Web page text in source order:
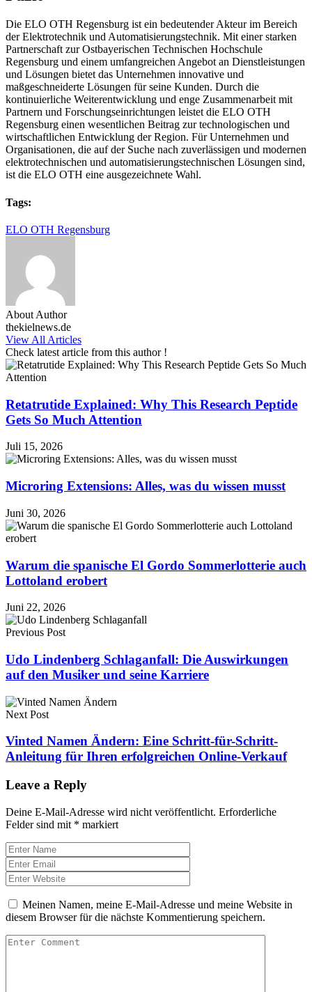
Die ELO OTH Regensburg ist ein bedeutender Akteur im Bereich
der Elektrotechnik und Automatisierungstechnik. Mit einer starken
Partnerschaft zur Ostbayerischen Technischen Hochschule
Regensburg und einem umfangreichen Angebot an Dienstleistungen
und Lösungen bietet das Unternehmen innovative und
maßgeschneiderte Lösungen für seine Kunden. Durch die
kontinuierliche Weiterentwicklung und enge Zusammenarbeit mit
Partnern und Forschungseinrichtungen leistet die ELO OTH
Regensburg einen wesentlichen Beitrag zur technologischen und
wirtschaftlichen Entwicklung der Region. Für Unternehmen und
Organisationen, die auf der Suche nach zuverlässigen und modernen
elektrotechnischen und automatisierungstechnischen Lösungen sind,
ist die ELO OTH eine ausgezeichnete Wahl.
Tags:
ELO OTH Regensburg
About Author
thekielnews.de
View All Articles
Check latest article from this author !
Retatrutide Explained: Why This Research Peptide
Gets So Much Attention
Juli 15, 2026
Microring Extensions: Alles, was du wissen musst
Juni 30, 2026
Warum die spanische El Gordo Sommerlotterie auch
Lottoland erobert
Juni 22, 2026
Previous Post
Udo Lindenberg Schlaganfall: Die Auswirkungen
auf den Musiker und seine Karriere
Next Post
Vinted Namen Ändern: Eine Schritt-für-Schritt-
Anleitung für Ihren erfolgreichen Online-Verkauf
Leave a Reply
Deine E-Mail-Adresse wird nicht veröffentlicht. Erforderliche
Felder sind mit * markiert
Meinen Namen, meine E-Mail-Adresse und meine Website in
diesem Browser für die nächste Kommentierung speichern.